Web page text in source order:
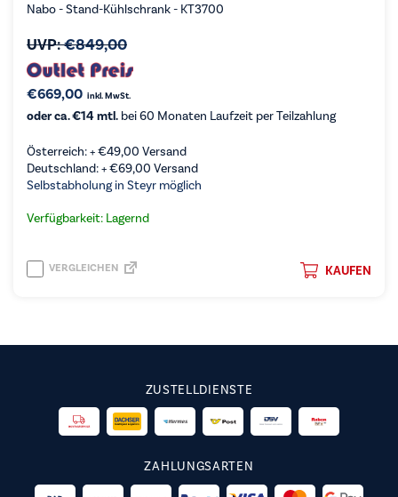
Nabo - Stand-Kühlschrank - KT3700
UVP:€849,00
€669,00 inkl. MwSt.
oder ca. €14 mtl. bei 60 Monaten Laufzeit per Teilzahlung
Österreich: +€49,00 Versand
Deutschland: +€69,00 Versand
Selbstabholung in Steyr möglich
Verfügbarkeit: Lagernd
KAUFEN
VERGLEICHEN
ZUSTELLDIENSTE
ZAHLUNGSARTEN